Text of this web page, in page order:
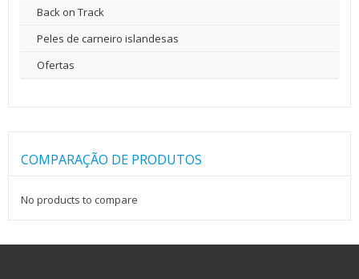
Back on Track
Peles de carneiro islandesas
Ofertas
COMPARAÇÃO DE PRODUTOS
No products to compare